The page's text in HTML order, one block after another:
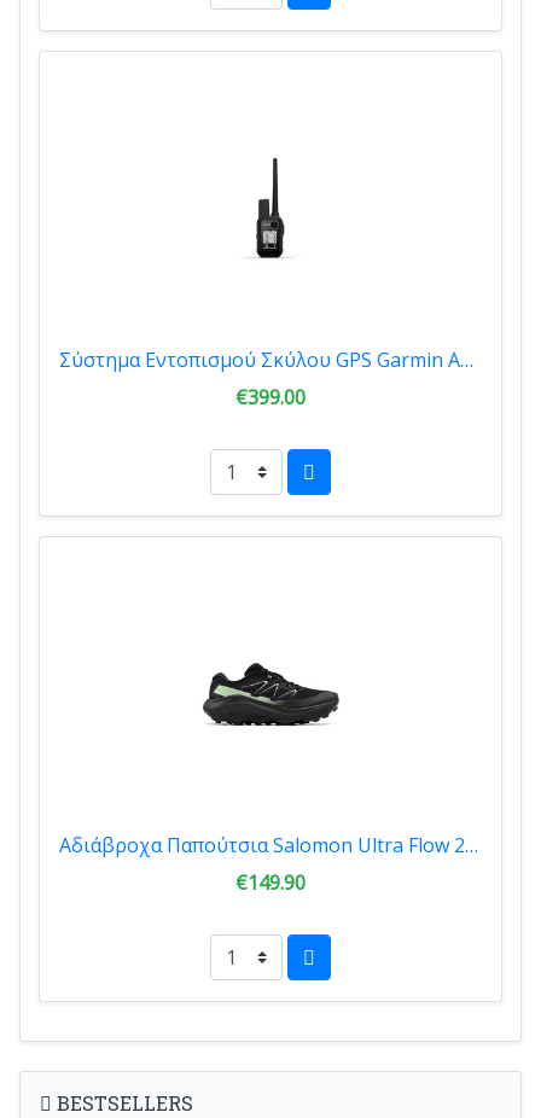
Σύστημα Εντοπισμού Σκύλου GPS Garmin A10 010-02290
€399.00
Αδιάβροχα Παπούτσια Salomon Ultra Flow 2 GTX Black/Patina Green 479814
€149.90
BESTSELLERS